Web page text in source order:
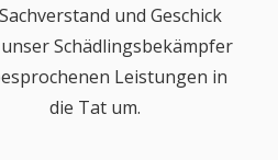
und Geschick
Schädlingsbekämpfer
Leistungen in
die Tat um.